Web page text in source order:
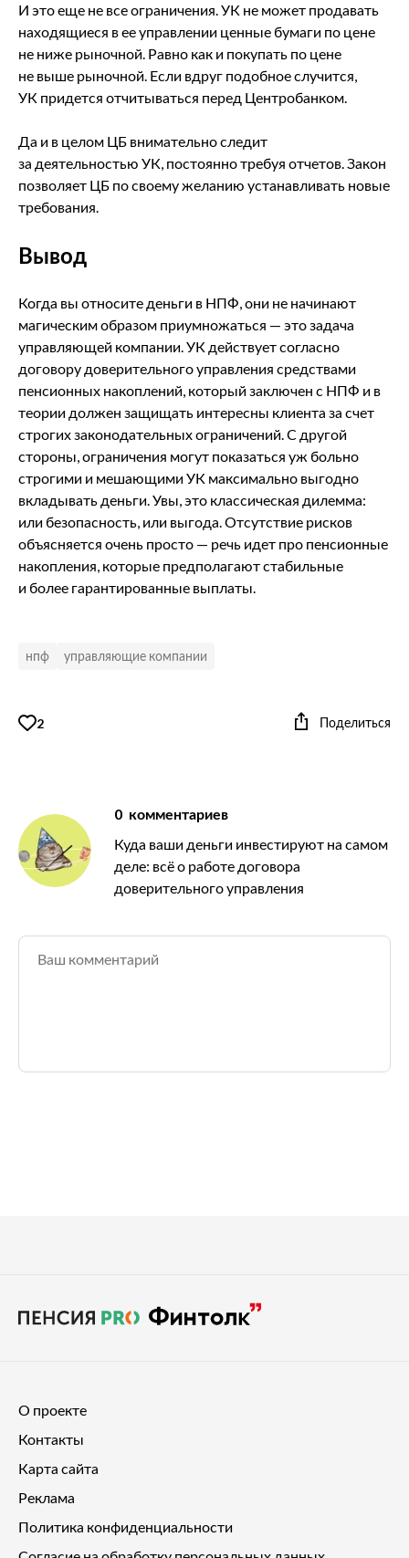
И это еще не все ограничения. УК не может продавать
находящиеся в ее управлении ценные бумаги по цене
не ниже рыночной. Равно как и покупать по цене
не выше рыночной. Если вдруг подобное случится,
УК придется отчитываться перед Центробанком.
Да и в целом ЦБ внимательно следит
за деятельностью УК, постоянно требуя отчетов. Закон
позволяет ЦБ по своему желанию устанавливать новые
требования.
Вывод
Когда вы относите деньги в НПФ, они не начинают
магическим образом приумножаться — это задача
управляющей компании. УК действует согласно
договору доверительного управления средствами
пенсионных накоплений, который заключен с НПФ и в
теории должен защищать интересны клиента за счет
строгих законодательных ограничений. С другой
стороны, ограничения могут показаться уж больно
строгими и мешающими УК максимально выгодно
вкладывать деньги. Увы, это классическая дилемма:
или безопасность, или выгода. Отсутствие рисков
объясняется очень просто — речь идет про пенсионные
накопления, которые предполагают стабильные
и более гарантированные выплаты.
нпф управляющие компании
2 Поделиться
0 комментариев
Куда ваши деньги инвестируют на самом
деле: всё о работе договора
доверительного управления
О проекте
Контакты
Карта сайта
Реклама
Политика конфиденциальности